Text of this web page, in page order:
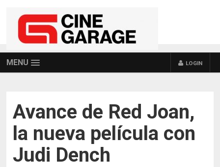
MENU LOGIN
Avance de Red Joan,
la nueva película con
Judi Dench